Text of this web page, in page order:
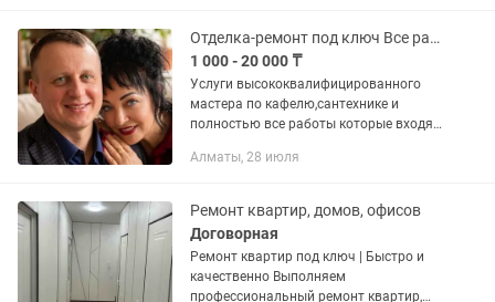
Отделка-ремонт под ключ Все работы профессионально качественно!!!
1 000 - 20 000 ₸
Услуги высококвалифицированного
мастера по кафелю,сантехнике и
полностью все работы которые входят
отделочные
закатка, шёлк...
Алматы, 28 июля
Ремонт квартир, домов, офисов
Договорная
Ремонт квартир под ключ | Быстро и
качественно Выполняем
профессиональный ремонт квартир,